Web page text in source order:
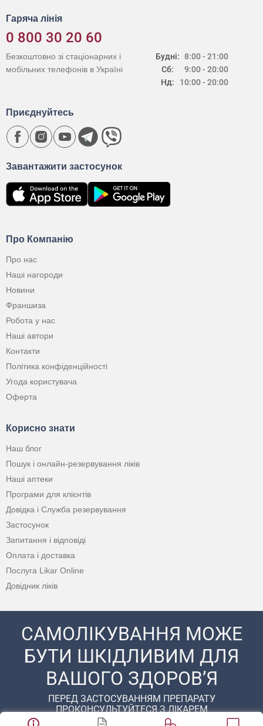
Гаряча лінія
0 800 30 20 60
Будні:
Сб:
Нд:
8:00 - 21:00
9:00 - 20:00
10:00 - 20:00
Безкоштовно зі стаціонарних і
мобільних телефонів в Україні
Про Компанію
Про нас
Наші нагороди
Новини
Франшиза
Робота у нас
Наші автори
Контакти
Політика конфіденційності
Угода користувача
Оферта
Корисно знати
Наш блог
Пошук і онлайн-резервування ліків
Наші аптеки
Програми для клієнтів
Довідка і Служба резервування
Застосунок
Запитання і відповіді
Оплата і доставка
Послуга Likar Online
Довідник ліків
Завантажити застосунок
Приєднуйтесь
САМОЛІКУВАННЯ МОЖЕ
БУТИ ШКІДЛИВИМ ДЛЯ
ВАШОГО ЗДОРОВ’Я
ПЕРЕД ЗАСТОСУВАННЯМ ПРЕПАРАТУ
ПРОКОНСУЛЬТУЙТЕСЯ З ЛІКАРЕМ